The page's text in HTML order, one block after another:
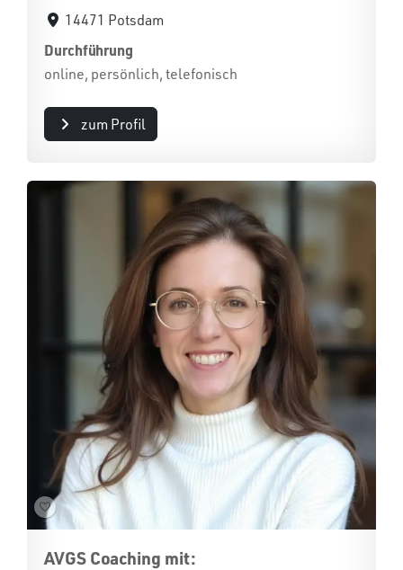
14471 Potsdam
Durchführung
online, persönlich, telefonisch
zum Profil
AVGS Coaching mit: